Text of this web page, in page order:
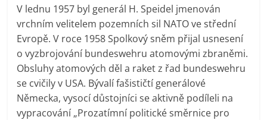
V lednu 1957 byl generál H. Speidel jmenován
vrchním velitelem pozemních sil NATO ve střední
Evropě. V roce 1958 Spolkový sněm přijal usnesení
o vyzbrojování bundeswehru atomovými zbraněmi.
Obsluhy atomových děl a raket z řad bundeswehru
se cvičily v USA. Bývalí fašističtí generálové
Německa, vysocí důstojníci se aktivně podíleli na
vypracování „Prozatímní politické směrnice pro